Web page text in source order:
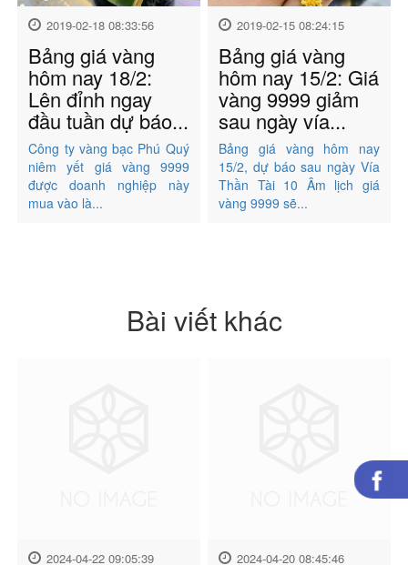
2019-02-18 08:33:56
Bảng giá vàng
hôm nay 18/2:
Lên đỉnh ngay
đầu tuần dự báo...
Công ty vàng bạc Phú Quý
niêm yết giá vàng 9999
được doanh nghiệp này
mua vào là...
2019-02-15 08:24:15
Bảng giá vàng
hôm nay 15/2: Giá
vàng 9999 giảm
sau ngày vía...
Bảng giá vàng hôm nay
15/2, dự báo sau ngày Vía
Thần Tài 10 Âm lịch giá
vàng 9999 sẽ...
Bài viết khác
2024-04-22 09:05:39 2024-04-20 08:45:46